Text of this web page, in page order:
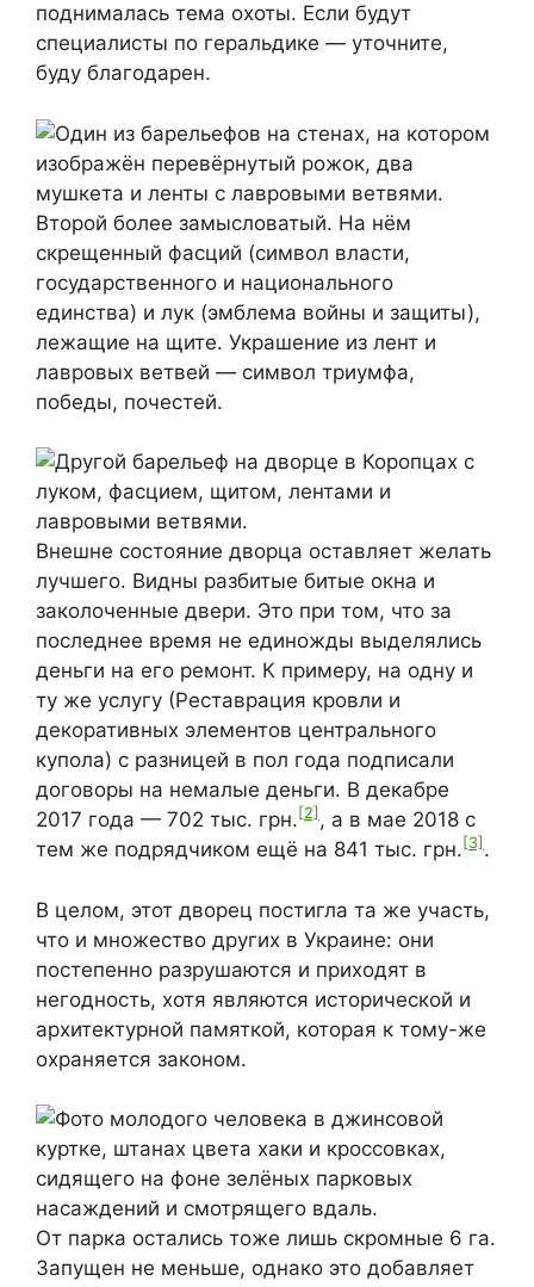
поднималась тема охоты. Если будут
специалисты по геральдике — уточните,
буду благодарен.
Второй более замысловатый. На нём
скрещенный фасций (символ власти,
государственного и национального
единства) и лук (эмблема войны и защиты),
лежащие на щите. Украшение из лент и
лавровых ветвей — символ триумфа,
победы, почестей.
Внешне состояние дворца оставляет желать
лучшего. Видны разбитые битые окна и
заколоченные двери. Это при том, что за
последнее время не единожды выделялись
деньги на его ремонт. К примеру, на одну и
ту же услугу (Реставрация кровли и
декоративных элементов центрального
купола) с разницей в пол года подписали
договоры на немалые деньги. В декабре
2017 года — 702 тыс. грн. [2] , а в мае 2018 с
тем же подрядчиком ещё на 841 тыс. грн. [3] .
В целом, этот дворец постигла та же участь,
что и множество других в Украине: они
постепенно разрушаются и приходят в
негодность, хотя являются исторической и
архитектурной памяткой, которая к тому-же
охраняется законом.
От парка остались тоже лишь скромные 6 га.
Запущен не меньше, однако это добавляет